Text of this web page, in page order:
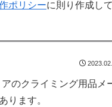
ポリシーに則り作成し
のクライミング用品メ
ります。